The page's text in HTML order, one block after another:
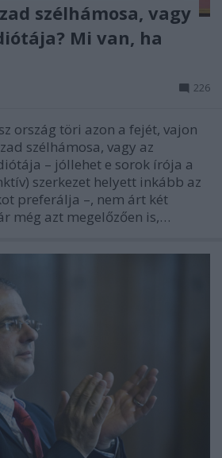
szélhámosa, vagy
Mi van, ha
226
ország töri azon a fejét, vajon
szélhámosa, vagy az
– jóllehet e sorok írója a
szerkezet helyett inkább az
preferálja –, nem árt két
még azt megelőzően is,…